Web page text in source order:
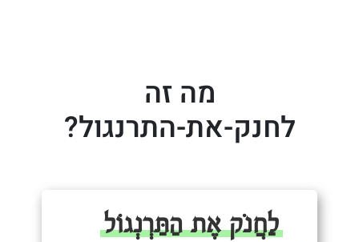
מה זה
לחנק-את-התרנגול?
לַחֲנֹק אֶת הַתַּרְנְגוֹל